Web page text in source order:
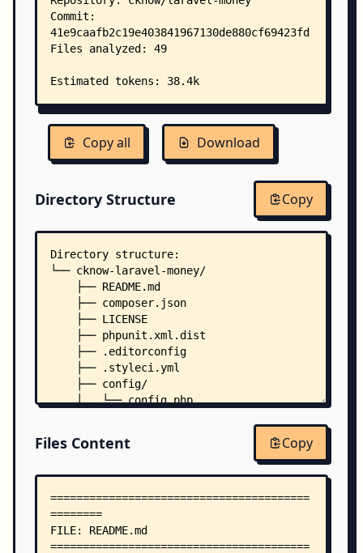
Copy all Download
Directory Structure Copy
Directory structure:
└── cknow-laravel-money/
    ├── README.md
    ├── composer.json
    ├── LICENSE
    ├── phpunit.xml.dist
    ├── .editorconfig
    ├── .styleci.yml
    ├── config/
    │   └── config.php
    │   ├── CurrenciesTrait.php
    │   ├── LocaleTrait.php
    │   ├── Money.php
    │   ├── MoneyCast.php
    │   ├── MoneyFactory.php
    │   ├── MoneyFormatterTrait.php
Files Content Copy